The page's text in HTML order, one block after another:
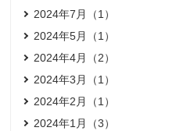
2024年7月（1）
2024年5月（1）
2024年4月（2）
2024年3月（1）
2024年2月（1）
2024年1月（3）